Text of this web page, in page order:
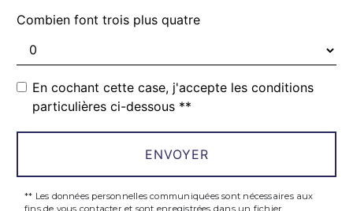
Combien font trois plus quatre
En cochant cette case, j'accepte les conditions
particulières ci-dessous **
ENVOYER
** Les données personnelles communiquées sont nécessaires aux
fins de vous contacter et sont enregistrées dans un fichier